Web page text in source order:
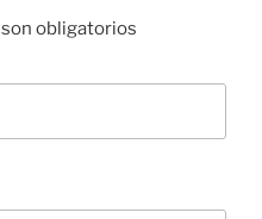
son obligatorios